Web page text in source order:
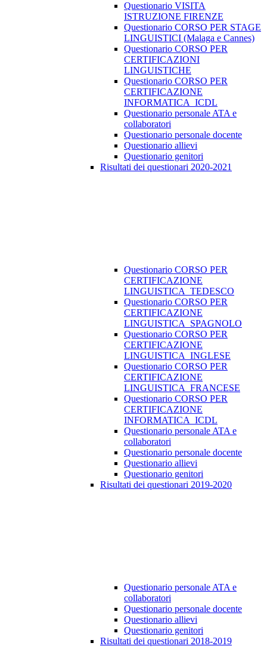
Questionario VISITA
ISTRUZIONE FIRENZE
Questionario CORSO PER STAGE
LINGUISTICI (Malaga e Cannes)
Questionario CORSO PER
CERTIFICAZIONI
LINGUISTICHE
Questionario CORSO PER
CERTIFICAZIONE
INFORMATICA_ICDL
Questionario personale ATA e
collaboratori
Questionario personale docente
Questionario allievi
Questionario genitori
Risultati dei questionari 2020-2021
Questionario CORSO PER
CERTIFICAZIONE
LINGUISTICA_TEDESCO
Questionario CORSO PER
CERTIFICAZIONE
LINGUISTICA_SPAGNOLO
Questionario CORSO PER
CERTIFICAZIONE
LINGUISTICA_INGLESE
Questionario CORSO PER
CERTIFICAZIONE
LINGUISTICA_FRANCESE
Questionario CORSO PER
CERTIFICAZIONE
INFORMATICA_ICDL
Questionario personale ATA e
collaboratori
Questionario personale docente
Questionario allievi
Questionario genitori
Risultati dei questionari 2019-2020
Questionario personale ATA e
collaboratori
Questionario personale docente
Questionario allievi
Questionario genitori
Risultati dei questionari 2018-2019